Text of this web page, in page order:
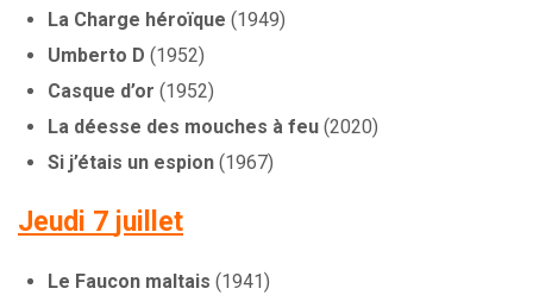
La Charge héroïque (1949)
Umberto D (1952)
Casque d’or (1952)
La déesse des mouches à feu (2020)
Si j’étais un espion (1967)
Jeudi 7 juillet
Le Faucon maltais (1941)